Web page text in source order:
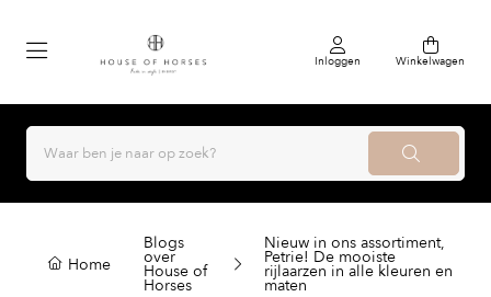
Inloggen Winkelwagen
Home
Blogs
over
House of
Horses
Nieuw in ons assortiment,
Petrie! De mooiste
rijlaarzen in alle kleuren en
maten